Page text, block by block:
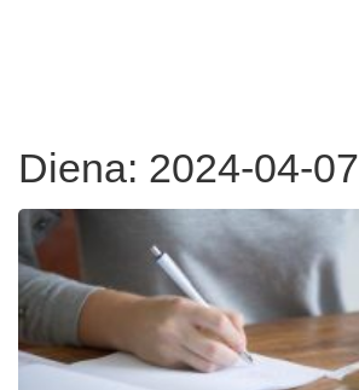
Diena: 2024-04-07